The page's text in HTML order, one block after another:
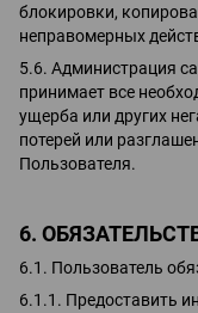
блокировки,
неправомерных
5.6. Администрация
принимает все
ущерба или других
потерей или
Пользователя.
6.
6.1. Пользователь
6.1.1. Предоставить